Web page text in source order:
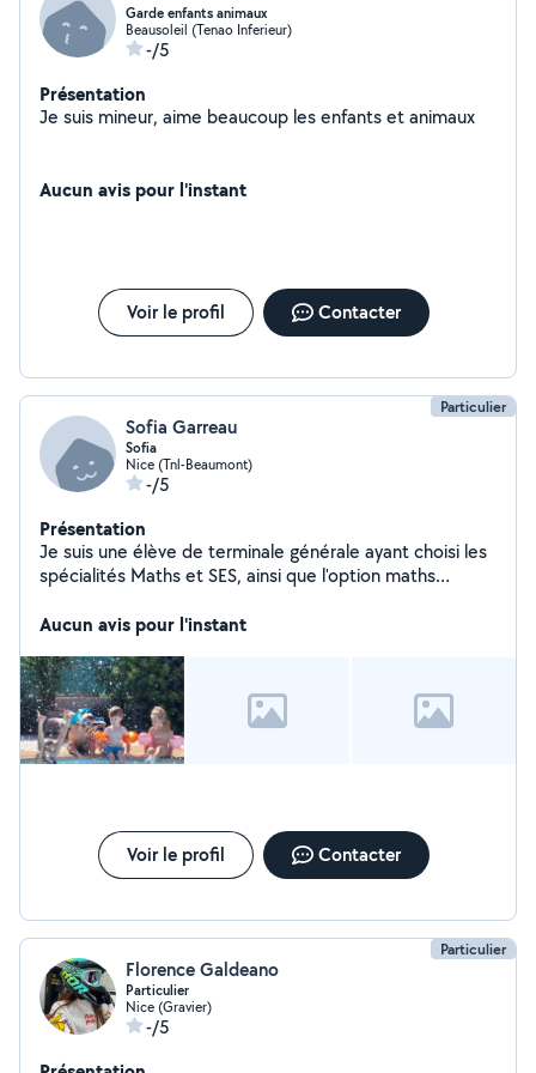
Garde enfants animaux
Beausoleil (Tenao Inferieur)
-/5
Présentation
Je suis mineur, aime beaucoup les enfants et animaux
Aucun avis pour l'instant
Voir le profil Contacter
Particulier
Sofia Garreau
Sofia
Nice (Tnl-Beaumont)
-/5
Présentation
Je suis une élève de terminale générale ayant choisi les
spécialités Maths et SES, ainsi que l'option maths
des ecoles. Je sui une adolescente a l'ecoute et qui
N'hésitez pas a me contacter pour plus de
renseignements, Merci d'avance pour votre confiance,
Sofia.
Aucun avis pour l'instant
Voir le profil Contacter
Particulier
Florence Galdeano
Particulier
Nice (Gravier)
-/5